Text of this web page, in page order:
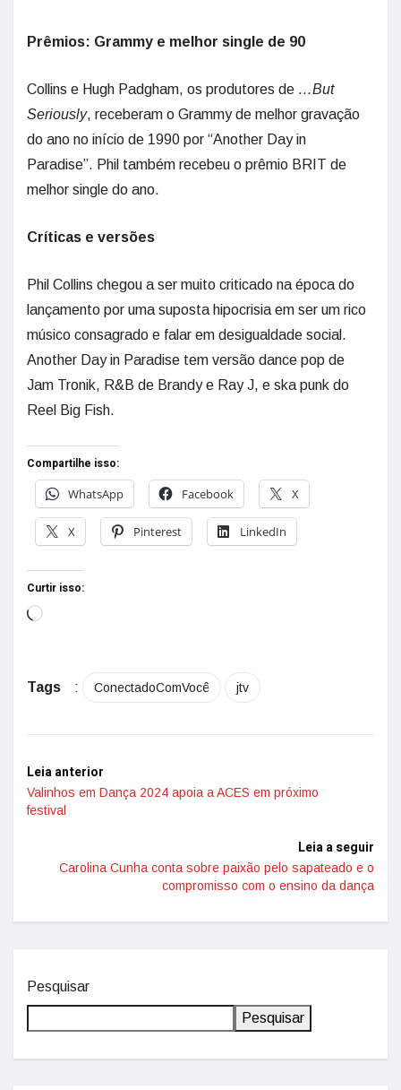
Prêmios: Grammy e melhor single de 90
Collins e Hugh Padgham, os produtores de …But
Seriously, receberam o Grammy de melhor gravação
do ano no início de 1990 por “Another Day in
Paradise”. Phil também recebeu o prêmio BRIT de
melhor single do ano.
Críticas e versões
Phil Collins chegou a ser muito criticado na época do
lançamento por uma suposta hipocrisia em ser um rico
músico consagrado e falar em desigualdade social.
Another Day in Paradise tem versão dance pop de
Jam Tronik, R&B de Brandy e Ray J, e ska punk do
Reel Big Fish.
Compartilhe isso:
WhatsApp
Facebook X
X Pinterest LinkedIn
Curtir isso:
Tags : ConectadoComVocê jtv
Leia anterior
Valinhos em Dança 2024 apoia a ACES em próximo
festival
Leia a seguir
Carolina Cunha conta sobre paixão pelo sapateado e o
compromisso com o ensino da dança
Pesquisar
Pesquisar